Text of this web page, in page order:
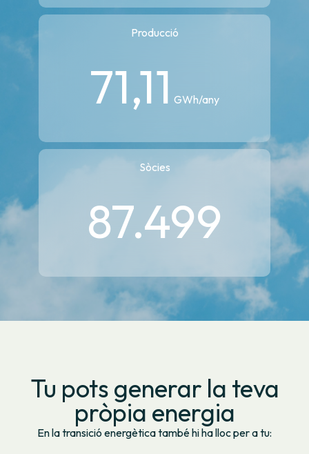
Sòcies
87.499
Producció
71,11 GWh/any
Tu pots generar la teva
pròpia energia
En la transició energètica també hi ha lloc per a tu: